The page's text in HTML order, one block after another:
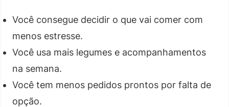
Você consegue decidir o que vai comer com
menos estresse.
Você usa mais legumes e acompanhamentos
na semana.
Você tem menos pedidos prontos por falta de
opção.